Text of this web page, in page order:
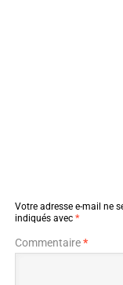
Votre adresse e-mail ne
indiqués avec *
Commentaire*